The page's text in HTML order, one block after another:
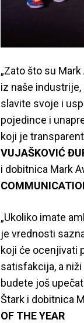
„Zato što su
iz naše
slavite svoje i
pojedince i
koji je
VUJAŠKOVIĆ
i dobitnica Mark
„Ukoliko imate
je vrednosti
koji će ocenjivati
satisfakcija, a
budete još
Štark i dobitnica
OF THE YEAR